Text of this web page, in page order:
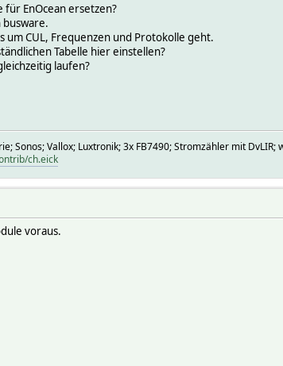
für EnOcean ersetzen?
busware.
um CUL, Frequenzen und Protokolle geht.
Tabelle hier einstellen?
laufen?
Sonos; Vallox; Luxtronik; 3x FB7490; Stromzähler mit
ch.eick
voraus.